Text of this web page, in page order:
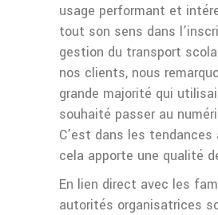
usage performant et
tout son sens dans
gestion du transport
nos clients, nous
grande majorité qui
souhaité passer au
C’est dans les
cela apporte une qualité
En lien direct avec les
autorités organisatrices